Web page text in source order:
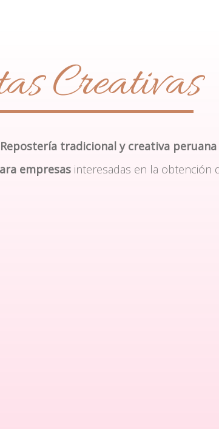
Creativas
Repostería tradicional y creativa peruana
empresas interesadas en la obtención